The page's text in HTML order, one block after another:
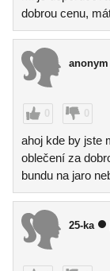
dobrou cenu,
anonym
0 0
ahoj kde by jste
oblečení za
bundu na jaro
25-ka